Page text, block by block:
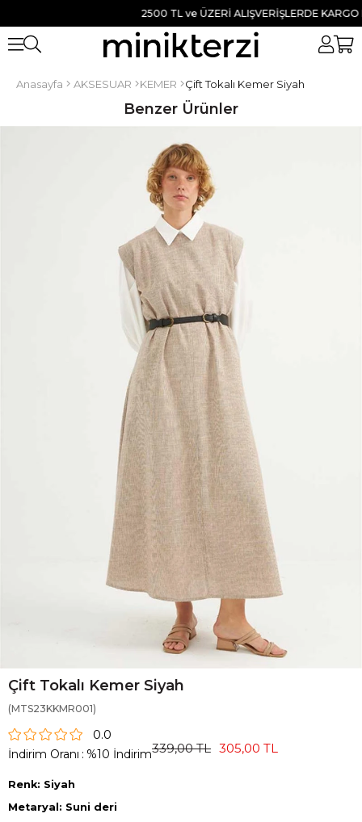
2500 TL ve ÜZERİ ALIŞVERİŞLERDE KARGO
Anasayfa AKSESUAR KEMER Çift Tokalı Kemer Siyah
Benzer Ürünler
Çift Tokalı Kemer Siyah
(MTS23KKMR001)
0.0
İndirim Oranı : %10 İndirim339,00 TL 305,00 TL
Renk: Siyah
Metaryal: Suni deri